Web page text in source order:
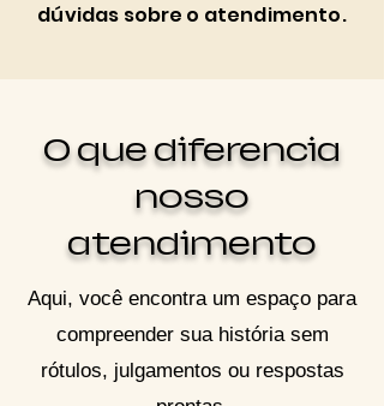
dúvidas sobre o atendimento.
O que diferencia
nosso
atendimento
Aqui, você encontra um espaço para
compreender sua história sem
rótulos, julgamentos ou respostas